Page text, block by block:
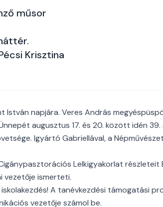
műsor
Krisztina
István napjára. Veres András
augusztus 17. és 20. között idén
Igyártó Gabriellával, a
Lelkigyakorlat részleteit
vezetője ismerteti.
A tanévkezdési támogatási
vezetője számol be.